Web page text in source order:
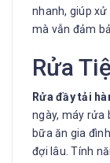
nhanh, giúp
mà vẫn đảm
Rửa
Rửa đầy tải
ngày, máy rửa
bữa ăn gia
đợi lâu. Tính